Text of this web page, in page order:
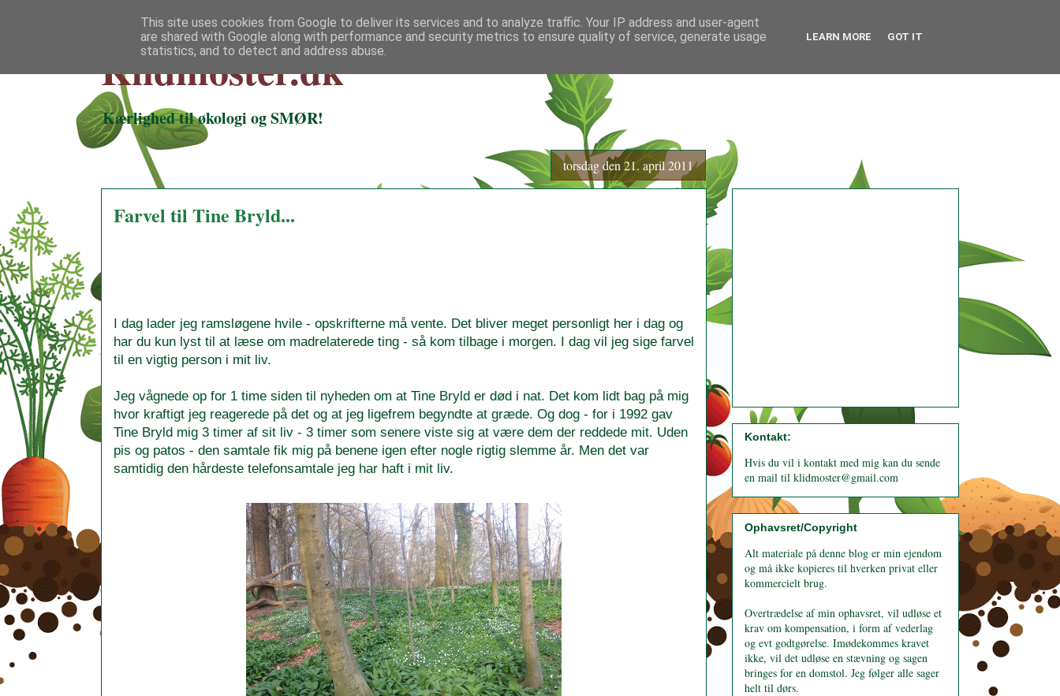
Klidmoster.dk
Kærlighed til økologi og SMØR!
torsdag den 21. april 2011
Farvel til Tine Bryld...
I dag lader jeg ramsløgene hvile - opskrifterne må vente. Det bliver meget personligt her i dag og
har du kun lyst til at læse om madrelaterede ting - så kom tilbage i morgen. I dag vil jeg sige farvel
til en vigtig person i mit liv.
Jeg vågnede op for 1 time siden til nyheden om at Tine Bryld er død i nat. Det kom lidt bag på mig
hvor kraftigt jeg reagerede på det og at jeg ligefrem begyndte at græde. Og dog - for i 1992 gav
Tine Bryld mig 3 timer af sit liv - 3 timer som senere viste sig at være dem der reddede mit. Uden
pis og patos - den samtale fik mig på benene igen efter nogle rigtig slemme år. Men det var
samtidig den hårdeste telefonsamtale jeg har haft i mit liv.
Kontakt:
Hvis du vil i kontakt med mig kan du sende
en mail til klidmoster@gmail.com
Ophavsret/Copyright
Alt materiale på denne blog er min ejendom
og må ikke kopieres til hverken privat eller
kommercielt brug.
Overtrædelse af min ophavsret, vil udløse et
krav om kompensation, i form af vederlag
og evt godtgørelse. Imødekommes kravet
ikke, vil det udløse en stævning og sagen
bringes for en domstol. Jeg følger alle sager
helt til dørs.
This site uses cookies from Google to deliver its services and to analyze traffic. Your IP address and user-agent
are shared with Google along with performance and security metrics to ensure quality of service, generate usage
statistics, and to detect and address abuse.
LEARN MORE GOT IT